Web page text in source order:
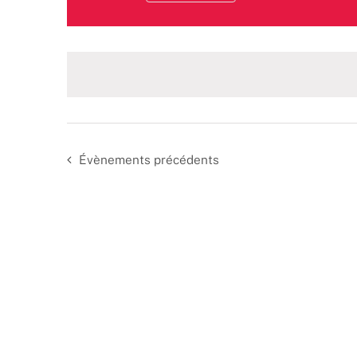
une
Évènements précédents